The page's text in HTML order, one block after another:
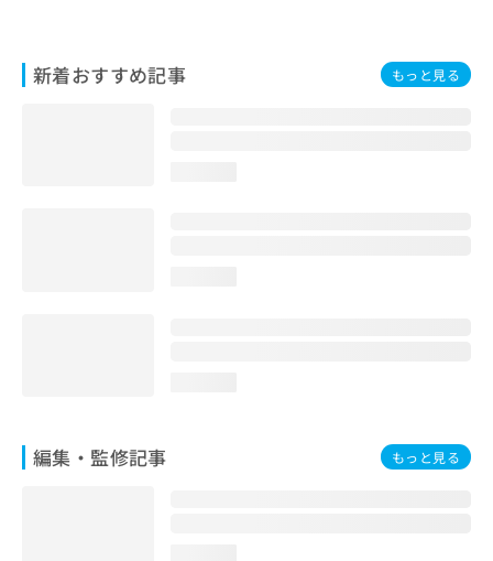
新着おすすめ記事 もっと見る
編集・監修記事 もっと見る
合